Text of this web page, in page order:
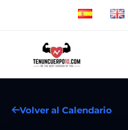
Volver al Calendario